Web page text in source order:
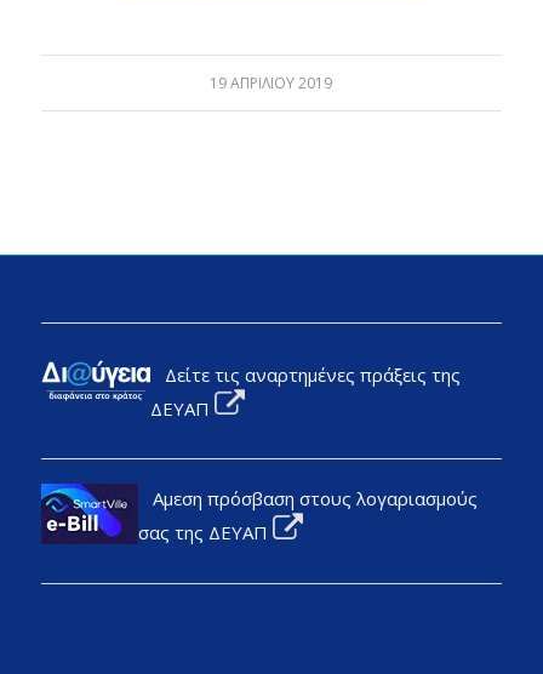
19 ΑΠΡΙΛΊΟΥ 2019
Δείτε τις αναρτημένες πράξεις της
ΔΕΥΑΠ
Αμεση πρόσβαση στους λογαριασμούς
σας της ΔΕΥΑΠ